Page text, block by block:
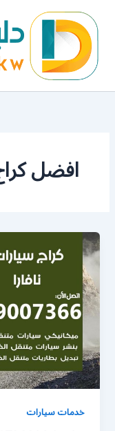
المحتوى
افضل
خدمات سيارات